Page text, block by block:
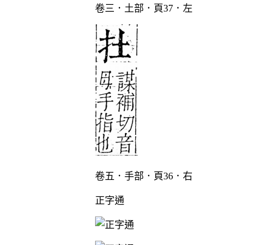
卷三．土部．頁37．左
卷五．手部．頁36．右
正字通